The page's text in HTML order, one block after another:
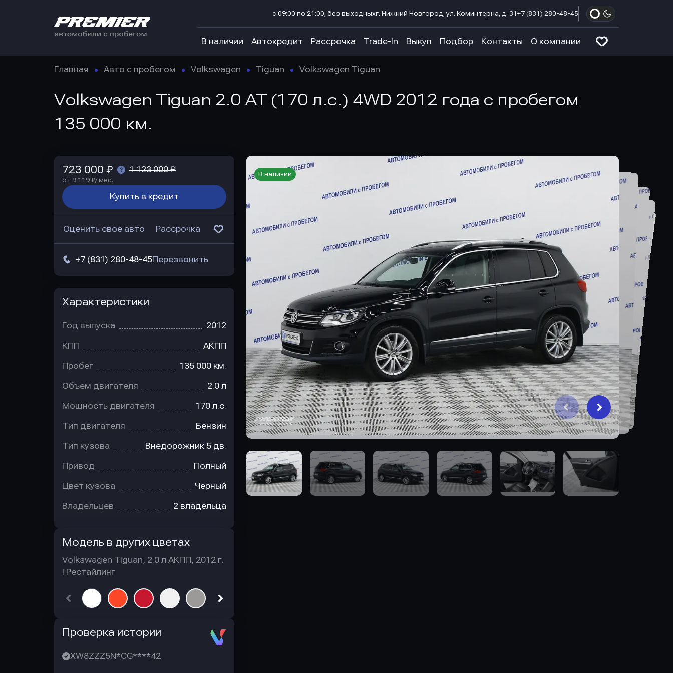
с 09:00 по 21:00, без выходныхг. Нижний Новгород, ул. Коминтерна, д. 31 +7 (831) 280-48-45
В наличии Автокредит Рассрочка Trade-In Выкуп Подбор Контакты О компании
Главная Авто с пробегом Volkswagen Tiguan Volkswagen Tiguan
Volkswagen Tiguan 2.0 AT (170 л.с.) 4WD 2012 года с пробегом
135 000 км.
В наличии
723 000 ₽ 1 123 000 ₽
от 9 119 ₽/ мес.
Купить в кредит
Оценить свое авто Рассрочка
+7 (831) 280-48-45Перезвонить
Характеристики
Год выпуска 2012
КПП АКПП
Пробег 135 000 км.
Объем двигателя 2.0 л
Мощность двигателя 170 л.с.
Тип двигателя Бензин
Тип кузова Внедорожник 5 дв.
Привод Полный
Цвет кузова Черный
Владельцев 2 владельца
Модель в других цветах
Volkswagen Tiguan, 2.0 л АКПП, 2012 г.
I Рестайлинг
Проверка истории
XW8ZZZ5N*CG****42